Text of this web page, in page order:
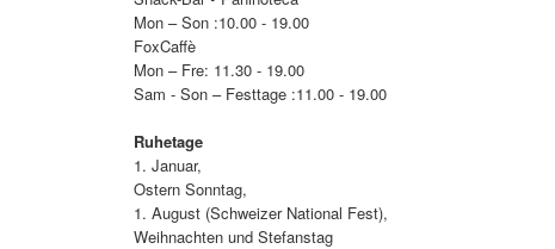
Mon – Son :10.00 - 19.00
FoxCaffè
Mon – Fre: 11.30 - 19.00
Sam - Son – Festtage :11.00 - 19.00
Ruhetage
1. Januar,
Ostern Sonntag,
1. August (Schweizer National Fest),
Weihnachten und Stefanstag